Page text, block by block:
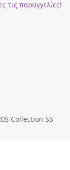
παραγγελίες!
Collection SS